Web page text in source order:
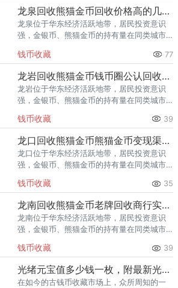
回收渠道里，能精准识别版别溢
龙泉回收熊猫金币回收价格高的几家推荐
龙泉位于华东经济活跃地带，居民投资意识
强，金银币、熊猫金币的持有量在同类城市
熊猫金币的需求就明显升温，但鱼龙混杂的
回收渠道里，能精准识别版别溢
钱币收藏 77
龙岩回收熊猫金币钱币圈公认回收渠道排行
龙岩位于华东经济活跃地带，居民投资意识
强，金银币、熊猫金币的持有量在同类城市
熊猫金币的需求就明显升温，但鱼龙混杂的
回收渠道里，能精准识别版别溢
钱币收藏 39
龙口回收熊猫金币熊猫金币变现渠道指南
龙口位于华东经济活跃地带，居民投资意识
强，金银币、熊猫金币的持有量在同类城市
熊猫金币的需求就明显升温，但鱼龙混杂的
回收渠道里，能精准识别版别溢
钱币收藏 35
龙南回收熊猫金币老牌回收商行实力盘点
龙南位于华东经济活跃地带，居民投资意识
强，金银币、熊猫金币的持有量在同类城市
熊猫金币的需求就明显升温，但鱼龙混杂的
回收渠道里，能精准识别版别溢
钱币收藏 39
光绪元宝值多少钱一枚，附最新光绪元宝价格表
在如今的古钱币收藏市场上，众所周知的一